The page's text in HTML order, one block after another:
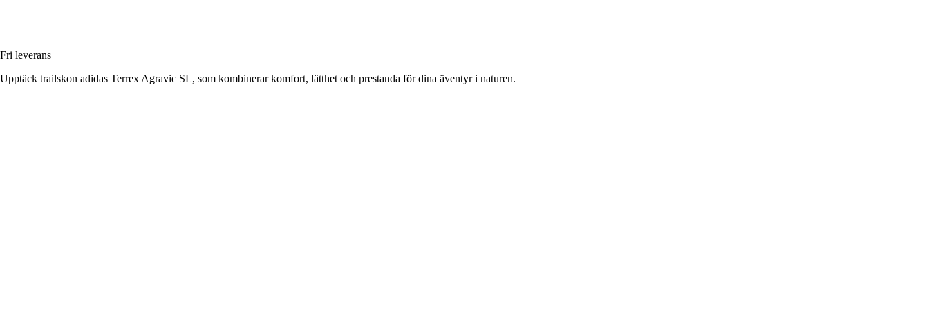
Fri leverans
Upptäck trailskon adidas Terrex Agravic SL, som kombinerar komfort, lätthet och prestanda för dina äventyr i naturen.